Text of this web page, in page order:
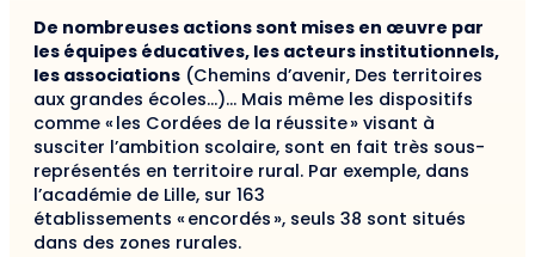
De nombreuses actions sont mises en œuvre par
les équipes éducatives, les acteurs institutionnels,
les associations (Chemins d’avenir, Des territoires
aux grandes écoles…)… Mais même les dispositifs
comme « les Cordées de la réussite » visant à
susciter l’ambition scolaire, sont en fait très sous-
représentés en territoire rural. Par exemple, dans
l’académie de Lille, sur 163
établissements « encordés », seuls 38 sont situés
dans des zones rurales.